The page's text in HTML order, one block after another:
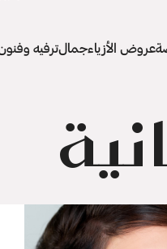
عروض الأزياءجمالترفيه